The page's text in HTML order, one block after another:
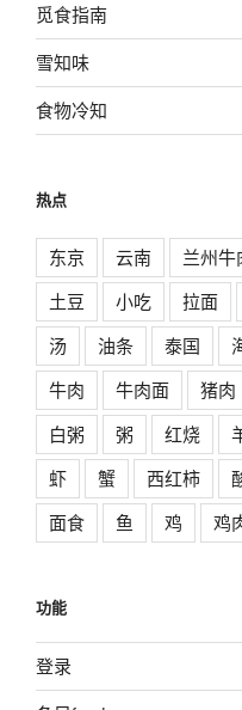
觅食指南
雪知味
食物冷知
热点
东京 云南 兰州牛
土豆
小吃 拉面
汤
油条 泰国
牛肉
牛肉面 猪肉
白粥
粥 红烧
虾
蟹 西红柿
面食
鱼 鸡 鸡
功能
登录